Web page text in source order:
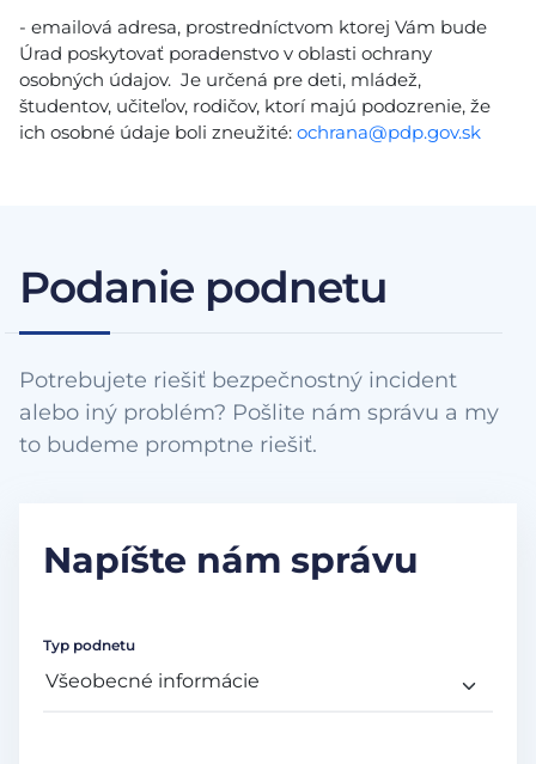
- emailová adresa, prostredníctvom ktorej Vám bude
Úrad poskytovať poradenstvo v oblasti ochrany
osobných údajov. Je určená pre deti, mládež,
študentov, učiteľov, rodičov, ktorí majú podozrenie, že
ich osobné údaje boli zneužité: ochrana@pdp.gov.sk
Podanie podnetu
Potrebujete riešiť bezpečnostný incident
alebo iný problém? Pošlite nám správu a my
to budeme promptne riešiť.
Napíšte nám správu
Typ podnetu